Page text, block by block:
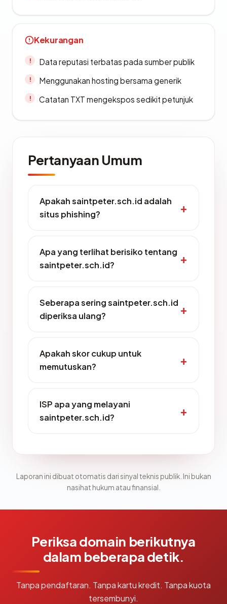
Kekurangan
Data reputasi terbatas pada sumber publik
Menggunakan hosting bersama generik
Catatan TXT mengekspos sedikit petunjuk
Pertanyaan Umum
Apakah saintpeter.sch.id adalah
situs phishing?
Apa yang terlihat berisiko tentang
saintpeter.sch.id?
Seberapa sering saintpeter.sch.id
diperiksa ulang?
Apakah skor cukup untuk
memutuskan?
ISP apa yang melayani
saintpeter.sch.id?
Laporan ini dibuat otomatis dari sinyal teknis publik. Ini bukan
nasihat hukum atau finansial.
Periksa domain berikutnya
dalam beberapa detik.
Tanpa pendaftaran. Tanpa kartu kredit. Tanpa kuota
tersembunyi.